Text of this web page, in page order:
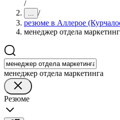
/
... /
резюме в Аллерое
менеджер отдела
менеджер отдела маркетинга
Резюме